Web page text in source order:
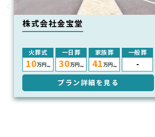
株式会社金宝堂
火葬式
10万円〜
一日葬
30万円〜
家族葬
41 万円〜
一般葬
-
プラン詳細を見る